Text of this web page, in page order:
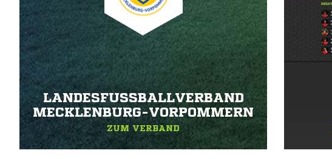
LANDESFUSSBALLVERBAND M
ECKLENBURG-VORPOMMERN
ZUM VERBAND